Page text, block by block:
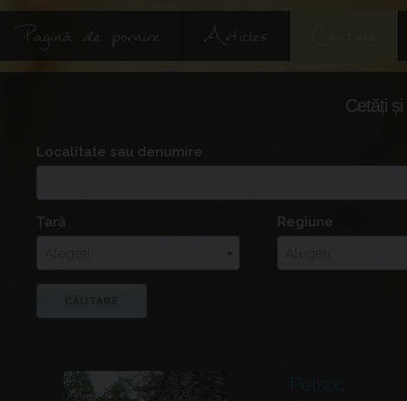
Pagină de pornire Articles
Cetăți
Localitate sau denumire
Țară
Regiune
Pelsőc